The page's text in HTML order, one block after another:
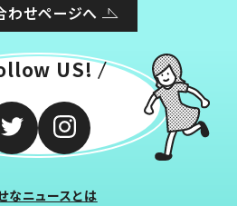
わせページへ
US!
なニュースとは